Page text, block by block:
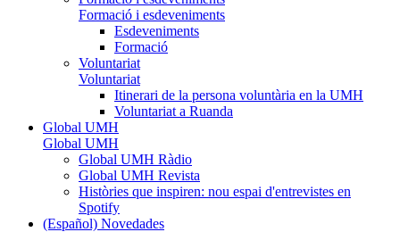
Formació i esdeveniments
Esdeveniments
Formació
Voluntariat
Voluntariat
Itinerari de la persona voluntària en la UMH
Voluntariat a Ruanda
Global UMH
Global UMH
Global UMH Ràdio
Global UMH Revista
Històries que inspiren: nou espai d'entrevistes en
Spotify
(Español) Novedades